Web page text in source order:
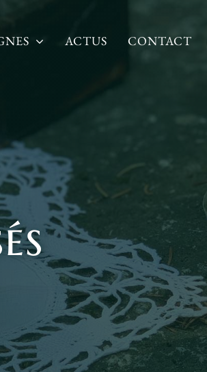
ACTUS CONTACT